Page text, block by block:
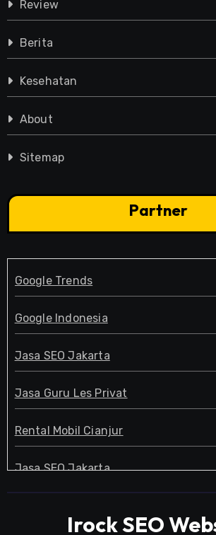
Review
Berita
Kesehatan
About
Sitemap
Partner
Google Trends
Google Indonesia
Jasa SEO Jakarta
Jasa Guru Les Privat
Rental Mobil Cianjur
Jasa SEO Jakarta
Irock SEO